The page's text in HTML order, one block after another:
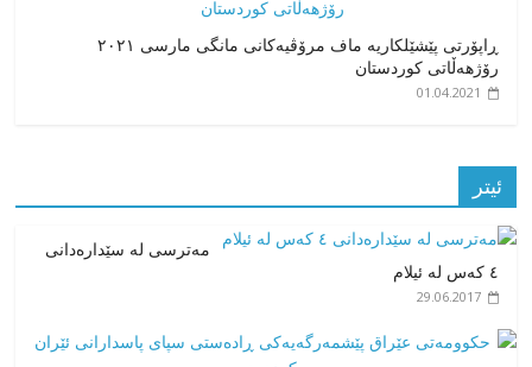
ڕاپۆرتی پێشێلکاریە ماف مرۆڤیەکانی مانگی مارسی ٢٠٢١
رۆژهەڵاتی کوردستان
01.04.2021
ئیتر
مەترسی لە سێدارەدانی
٤ کەس لە ئیلام
29.06.2017